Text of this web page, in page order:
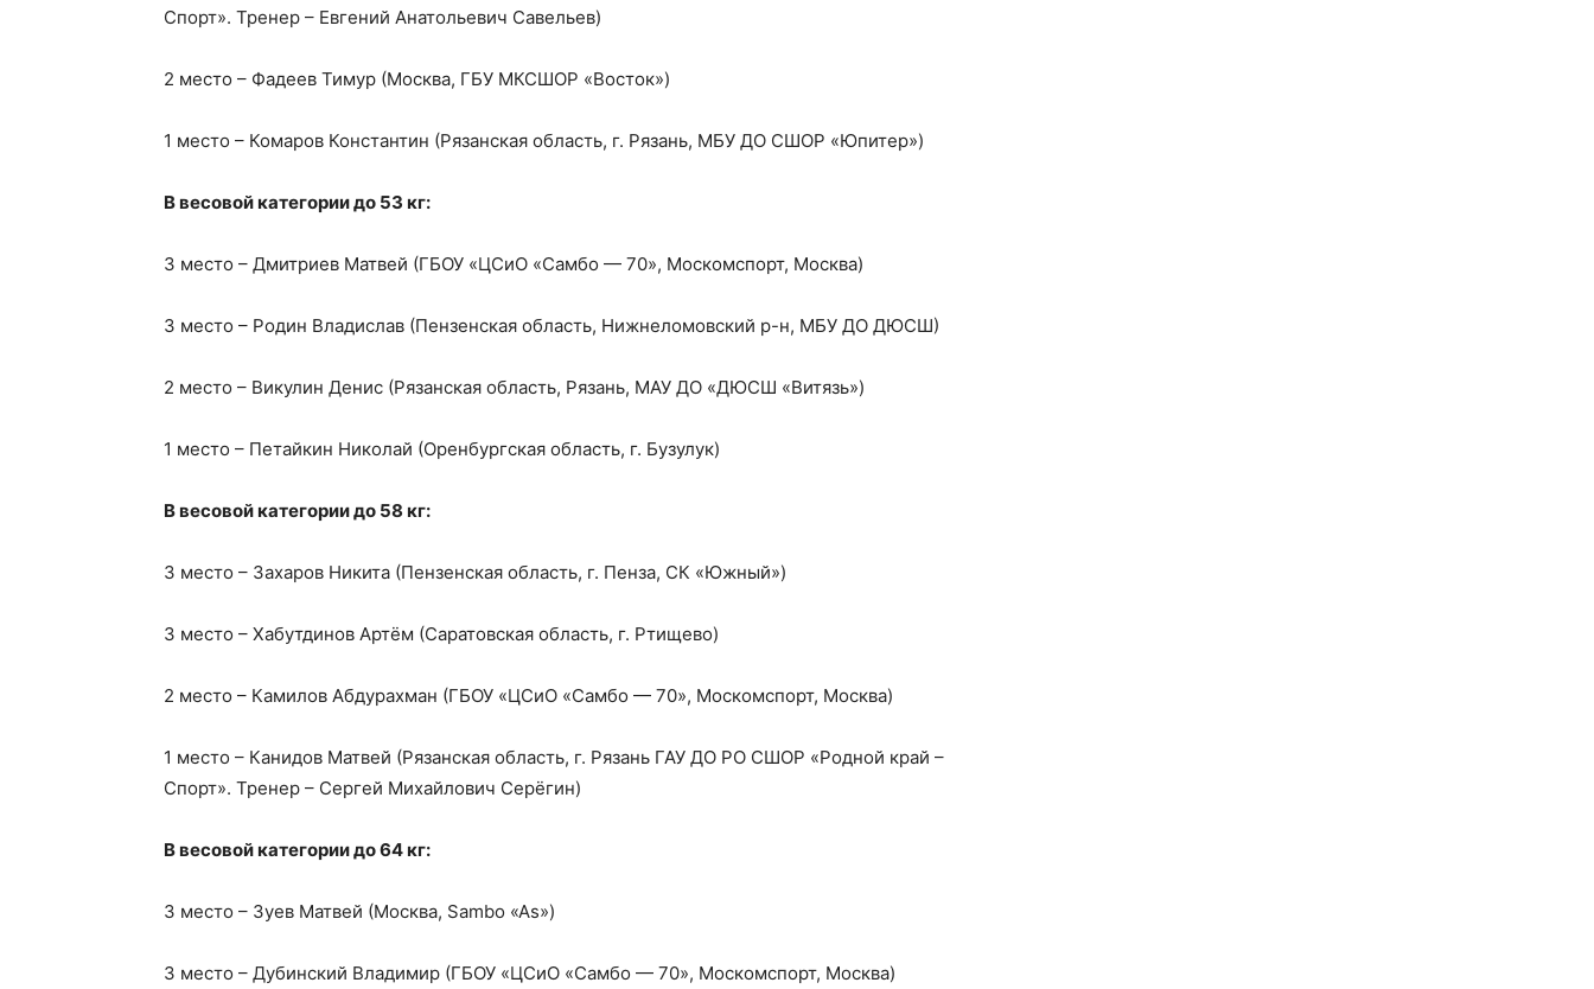
Спорт». Тренер – Евгений Анатольевич Савельев)
2 место – Фадеев Тимур (Москва, ГБУ МКСШОР «Восток»)
1 место – Комаров Константин (Рязанская область, г. Рязань, МБУ ДО СШОР «Юпитер»)
В весовой категории до 53 кг:
3 место – Дмитриев Матвей (ГБОУ «ЦСиО «Самбо — 70», Москомспорт, Москва)
3 место – Родин Владислав (Пензенская область, Нижнеломовский р-н, МБУ ДО ДЮСШ)
2 место – Викулин Денис (Рязанская область, Рязань, МАУ ДО «ДЮСШ «Витязь»)
1 место – Петайкин Николай (Оренбургская область, г. Бузулук)
В весовой категории до 58 кг:
3 место – Захаров Никита (Пензенская область, г. Пенза, СК «Южный»)
3 место – Хабутдинов Артём (Саратовская область, г. Ртищево)
2 место – Камилов Абдурахман (ГБОУ «ЦСиО «Самбо — 70», Москомспорт, Москва)
1 место – Канидов Матвей (Рязанская область, г. Рязань ГАУ ДО РО СШОР «Родной край –
Спорт». Тренер – Сергей Михайлович Серёгин)
В весовой категории до 64 кг:
3 место – Зуев Матвей (Москва, Sambo «As»)
3 место – Дубинский Владимир (ГБОУ «ЦСиО «Самбо — 70», Москомспорт, Москва)